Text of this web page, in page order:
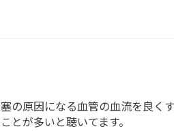
の原因になる血管の血流を良く
が多いと聴いてます。